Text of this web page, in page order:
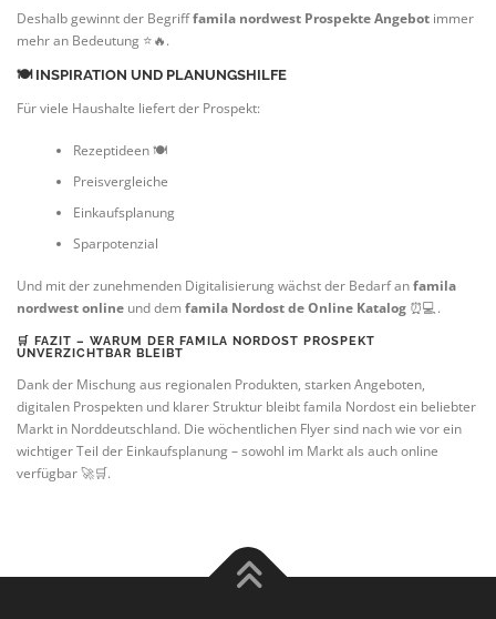
Deshalb gewinnt der Begrifffamila nordwest Prospekte Angebot immer
mehr an Bedeutung ⭐🔥.
🍽️ INSPIRATION UND PLANUNGSHILFE
Für viele Haushalte liefert der Prospekt:
Rezeptideen 🍽️
Preisvergleiche
Einkaufsplanung
Sparpotenzial
Und mit der zunehmenden Digitalisierung wächst der Bedarf anfamila
nordwestonline und dem famila Nordost de Online Katalog ⏰💻.
🛒 FAZIT – WARUM DER FAMILA NORDOST PROSPEKT
UNVERZICHTBAR BLEIBT
Dank der Mischung aus regionalen Produkten, starken Angeboten,
digitalen Prospekten und klarer Struktur bleibt famila Nordost ein beliebter
Markt in Norddeutschland. Die wöchentlichen Flyer sind nach wie vor ein
wichtiger Teil der Einkaufsplanung – sowohl im Markt als auch online
verfügbar 🚀🛒.